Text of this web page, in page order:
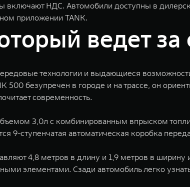
НДС. Автомобили доступны в
приложении TANK.
ведет за
технологии и выдающиеся
безупречен в городе и на трассе, он
современность.
3,0л с комбинированным впрыском
9-ступенчатая автоматическая коробка
4,8 метров в длину и 1,9 метров в
элементами. Сзади автомобиль легко